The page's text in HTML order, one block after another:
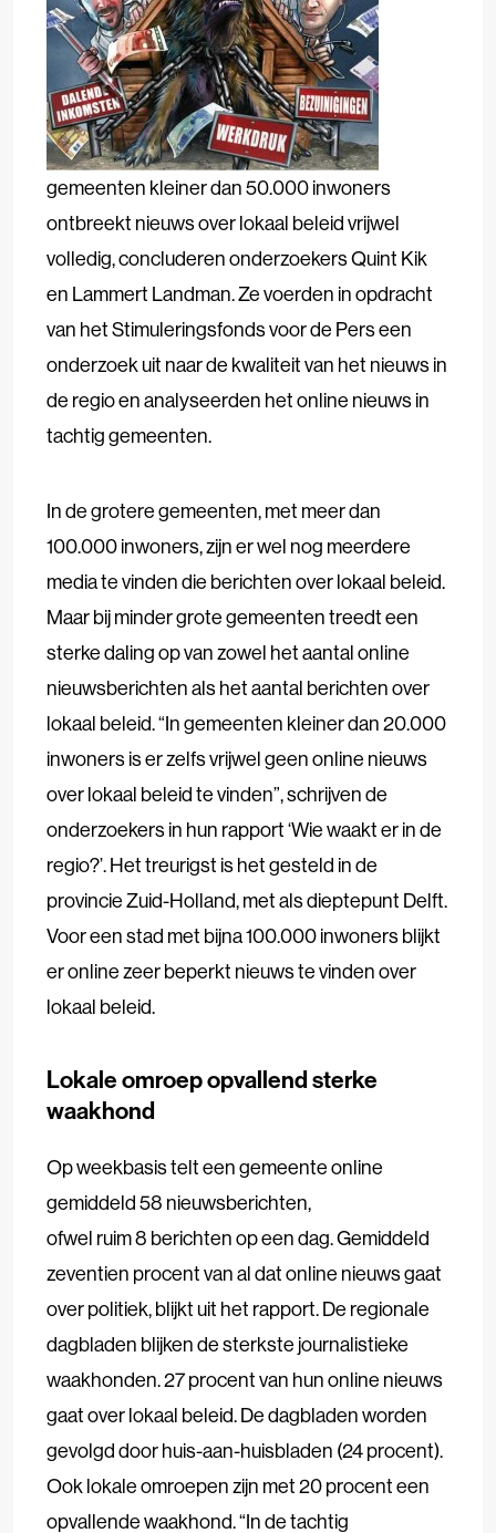
gemeenten kleiner dan 50.000 inwoners
ontbreekt nieuws over lokaal beleid vrijwel
volledig, concluderen onderzoekers Quint Kik
en Lammert Landman. Ze voerden in opdracht
van het Stimuleringsfonds voor de Pers een
onderzoek uit naar de kwaliteit van het nieuws in
de regio en analyseerden het online nieuws in
tachtig gemeenten.
In de grotere gemeenten, met meer dan
100.000 inwoners, zijn er wel nog meerdere
media te vinden die berichten over lokaal beleid.
Maar bij minder grote gemeenten treedt een
sterke daling op van zowel het aantal online
nieuwsberichten als het aantal berichten over
lokaal beleid. “In gemeenten kleiner dan 20.000
inwoners is er zelfs vrijwel geen online nieuws
over lokaal beleid te vinden”, schrijven de
onderzoekers in hun rapport ‘Wie waakt er in de
regio?’. Het treurigst is het gesteld in de
provincie Zuid-Holland, met als dieptepunt Delft.
Voor een stad met bijna 100.000 inwoners blijkt
er online zeer beperkt nieuws te vinden over
lokaal beleid.
Lokale omroep opvallend sterke
waakhond
Op weekbasis telt een gemeente online
gemiddeld 58 nieuwsberichten,
ofwel ruim 8 berichten op een dag. Gemiddeld
zeventien procent van al dat online nieuws gaat
over politiek, blijkt uit het rapport. De regionale
dagbladen blijken de sterkste journalistieke
waakhonden. 27 procent van hun online nieuws
gaat over lokaal beleid. De dagbladen worden
gevolgd door huis-aan-huisbladen (24 procent).
Ook lokale omroepen zijn met 20 procent een
opvallende waakhond. “In de tachtig